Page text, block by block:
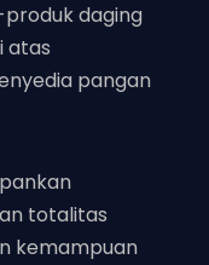
daging
atas
pangan
totalitas
kemampuan